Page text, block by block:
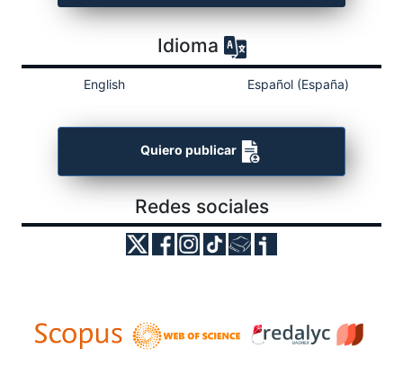
Idioma
English Español (España)
Quiero publicar
Redes sociales